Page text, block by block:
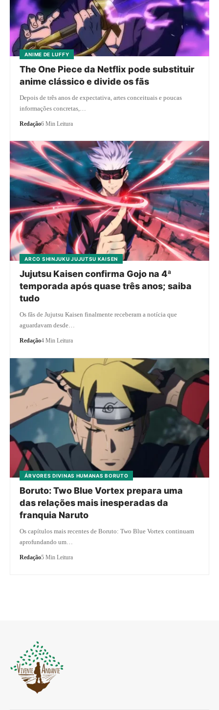
ANIME DE LUFFY
The One Piece da Netflix pode substituir
anime clássico e divide os fãs
Depois de três anos de expectativa, artes conceituais e poucas
informações concretas,…
Redação6 Min Leitura
ARCO SHINJUKU JUJUTSU KAISEN
Jujutsu Kaisen confirma Gojo na 4ª
temporada após quase três anos; saiba
tudo
Os fãs de Jujutsu Kaisen finalmente receberam a notícia que
aguardavam desde…
Redação4 Min Leitura
ÁRVORES DIVINAS HUMANAS BORUTO
Boruto: Two Blue Vortex prepara uma
das relações mais inesperadas da
franquia Naruto
Os capítulos mais recentes de Boruto: Two Blue Vortex continuam
aprofundando um…
Redação5 Min Leitura